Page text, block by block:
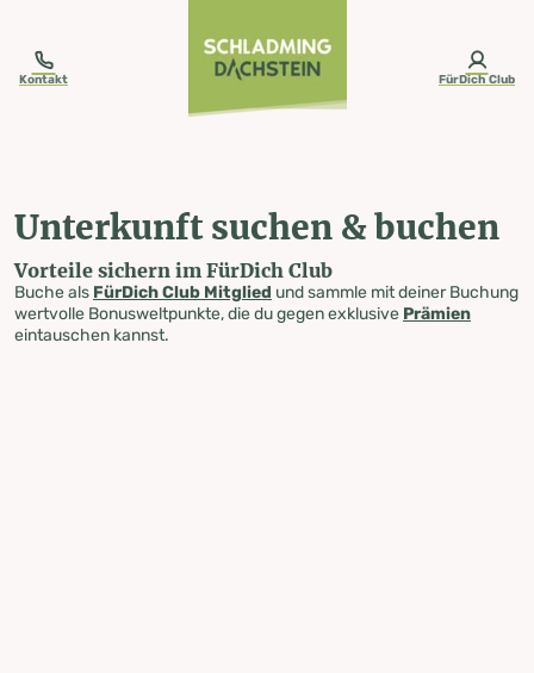
Kontakt FürDich Club
Unterkunft suchen & buchen
Vorteile sichern im FürDich Club
Buche als FürDich Club Mitglied und sammle mit deiner Buchung
wertvolle Bonusweltpunkte, die du gegen exklusive Prämien
eintauschen kannst.